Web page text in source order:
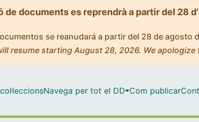
documents es reprendrà a partir del 28
se reanudará a partir del 28 de agosto
resume starting August 28, 2026. We apologize
Navega per tot el DD Com publicar